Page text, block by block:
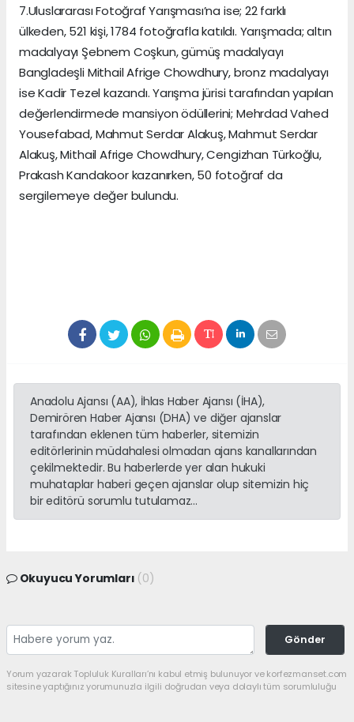
7.Uluslararası Fotoğraf Yarışması’na ise; 22 farklı
ülkeden, 521 kişi, 1784 fotoğrafla katıldı. Yarışmada; altın
madalyayı Şebnem Coşkun, gümüş madalyayı
Bangladeşli Mithail Afrige Chowdhury, bronz madalyayı
ise Kadir Tezel kazandı. Yarışma jürisi tarafından yapılan
değerlendirmede mansiyon ödüllerini; Mehrdad Vahed
Yousefabad, Mahmut Serdar Alakuş, Mahmut Serdar
Alakuş, Mithail Afrige Chowdhury, Cengizhan Türkoğlu,
Prakash Kandakoor kazanırken, 50 fotoğraf da
sergilemeye değer bulundu.
Anadolu Ajansı (AA), İhlas Haber Ajansı (İHA),
Demirören Haber Ajansı (DHA) ve diğer ajanslar
tarafından eklenen tüm haberler, sitemizin
editörlerinin müdahalesi olmadan ajans kanallarından
çekilmektedir. Bu haberlerde yer alan hukuki
muhataplar haberi geçen ajanslar olup sitemizin hiç
bir editörü sorumlu tutulamaz...
Okuyucu Yorumları (0)
Gönder
Yorum yazarak Topluluk Kuralları’nı kabul etmiş bulunuyor ve korfezmanset.com
sitesine yaptığınız yorumunuzla ilgili doğrudan veya dolaylı tüm sorumluluğu